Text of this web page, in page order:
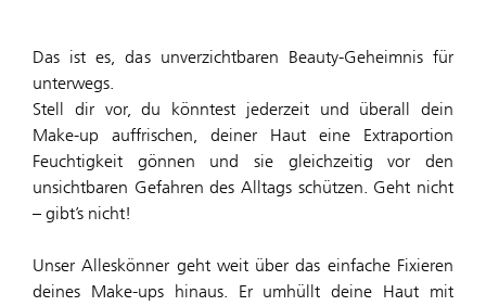
Das ist es, das unverzichtbaren Beauty-Geheimnis für
unterwegs.
Stell dir vor, du könntest jederzeit und überall dein
Make-up auffrischen, deiner Haut eine Extraportion
Feuchtigkeit gönnen und sie gleichzeitig vor den
unsichtbaren Gefahren des Alltags schützen. Geht nicht
– gibt’s nicht!
Unser Alleskönner geht weit über das einfache Fixieren
deines Make-ups hinaus. Er umhüllt deine Haut mit